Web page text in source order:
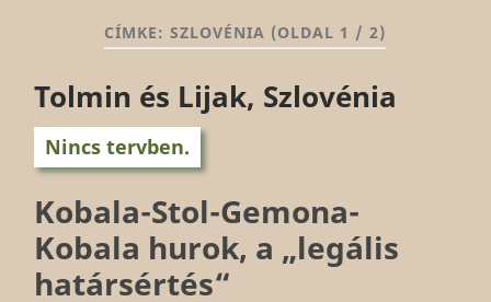
CÍMKE:SZLOVÉNIA (OLDAL 1 / 2)
Tolmin és Lijak, Szlovénia
Nincs tervben.
Kobala-Stol-Gemona-
Kobala hurok, a „legális
határsértés“